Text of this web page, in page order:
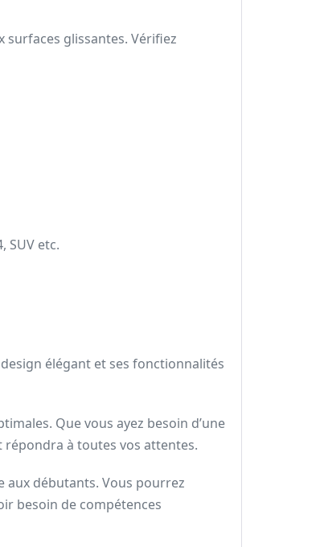
glissantes. Vérifiez
SUV etc.
élégant et ses fonctionnalités
Que vous ayez besoin d’une
répondra à toutes vos attentes.
aux débutants. Vous pourrez
besoin de compétences